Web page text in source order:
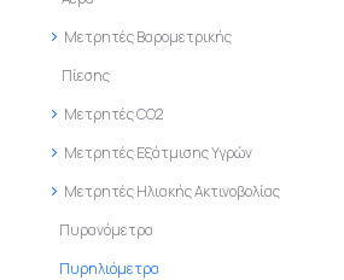
Μετρητές Βαρομετρικής
Πίεσης
Μετρητές CO2
Μετρητές Εξάτμισης Υγρών
Μετρητές Ηλιακής Ακτινοβολίας
Πυρανόμετρα
Πυρηλιόμετρα